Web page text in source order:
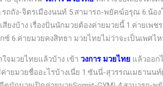
ถถัง-จิตรเมืองนนท์ 5.สามารถ-พยัคฆ์อรุณ 6.น้อง
ยงบ้าง เรื่องปั่นนักมวยต้องค่ายมวยนี้ 1.ค่ายเพ
ซ์ 6.ค่ายมวยคงสิทธา มวยไทยไม่ว่าจะเป็นเพศไ
จมวยไทยแล้วบ้าง เข้า วงการ มวยไทย แล้วออก
ายมวยชื่ออะไรบ้างเนี่ย 1.ซันนี่-สุวรรณเมธาน